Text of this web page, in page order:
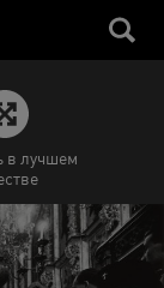
в лучшем